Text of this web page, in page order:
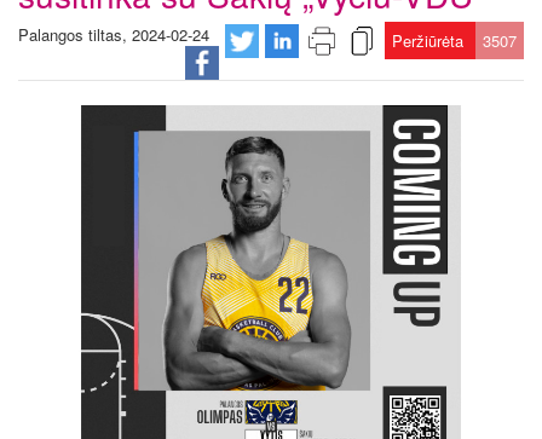
Palangos tiltas, 2024-02-24 Peržiūrėta 3507